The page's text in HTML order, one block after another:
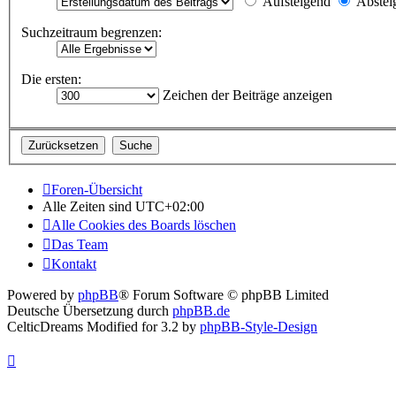
Suchzeitraum begrenzen:
Die ersten:
Zeichen der Beiträge anzeigen
Foren-Übersicht
Alle Zeiten sind UTC+02:00
Alle Cookies des Boards löschen
Das Team
Kontakt
Powered by phpBB® Forum Software © phpBB Limited
Deutsche Übersetzung durch phpBB.de
CelticDreams Modified for 3.2 by phpBB-Style-Design